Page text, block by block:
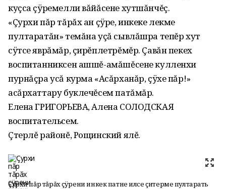
куçса çÿремелли вăйăсене хутшăнчĕç.
«Çурхи пăр тăрăх ан çÿре, инкеке лекме
пултаратăн» темăна уçă сывлăшра тепĕр хут
сÿтсе яврăмăр, çирĕплетрĕмĕр. Çавăн пекех
воспитанниксен ашшĕ-амăшĕсене кулленхи
пурнăçра усă курма «Асăрханăр, çÿхе пăр!»
асăрхаттару буклечĕсем патăмăр.
Елена ГРИГОРЬЕВА, Алена СОЛОДСКАЯ
воспитательсем.
Çтерлĕ районĕ, Рощинский ялĕ.
Çурхи пăр тăрăх çÿрени инкек патне илсе çитерме пултарать